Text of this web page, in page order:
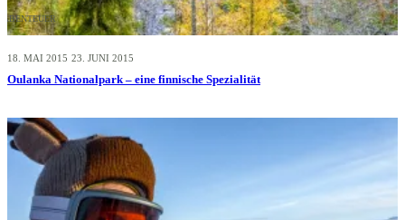
ABENTEUER
18. MAI 2015 23. JUNI 2015
Oulanka Nationalpark – eine finnische Spezialität